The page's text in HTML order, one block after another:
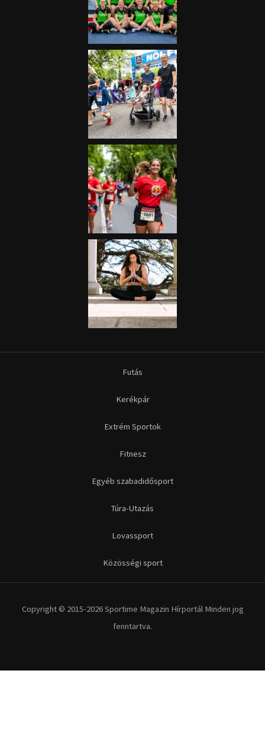
Futás
Kerékpár
Extrém Sportok
Fitnesz
Egyéb szabadidősport
Túra-Utazás
Lovassport
Közösségi sport
Copyright © 2015-2026 Sportime Magazin Hírportál Minden jog
fenntartva.